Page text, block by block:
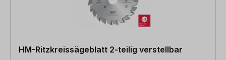
HM-Ritzkreissägeblatt 2-teilig verstellbar